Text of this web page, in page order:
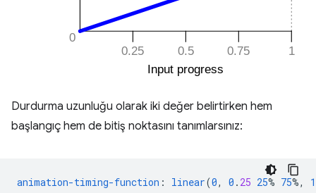
Durdurma uzunluğu olarak iki değer belirtirken hem
başlangıç hem de bitiş noktasını tanımlarsınız:
animation-timing-function : linear(0, 0 . 25 25% 75%, 1